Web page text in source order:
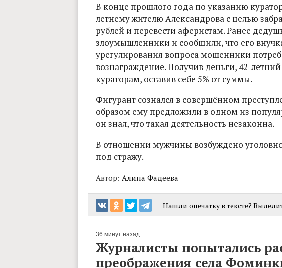
В конце прошлого года по указанию
летнему жителю Александрова с целью
рублей и перевести аферистам. Ранее
злоумышленники и сообщили, что его
урегулирования вопроса мошенники
вознаграждение. Получив деньги, 42-
кураторам, оставив себе 5% от суммы.
Фигурант сознался в совершённом
образом ему предложили в одном из
он знал, что такая деятельность незаконна.
В отношении мужчины возбуждено
под стражу.
Автор: Алина Фадеева
Нашли опечатку в тексте?
36 минут назад
Журналисты попытались
преображения села